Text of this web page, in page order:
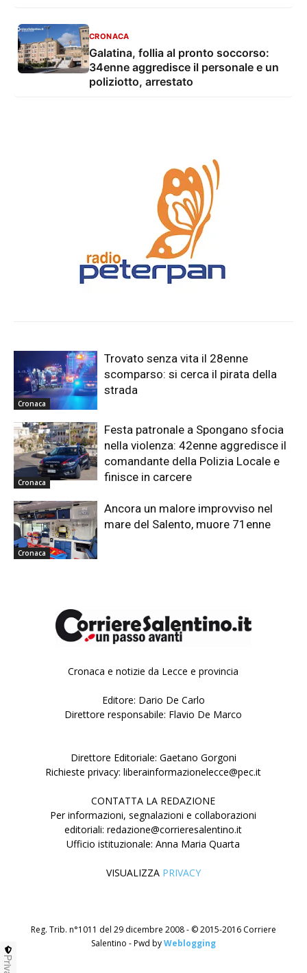
CRONACA
Galatina, follia al pronto soccorso:
34enne aggredisce il personale e un
poliziotto, arrestato
Cronaca
Trovato senza vita il 28enne
scomparso: si cerca il pirata della
strada
Cronaca
Festa patronale a Spongano sfocia
nella violenza: 42enne aggredisce il
comandante della Polizia Locale e
finisce in carcere
Cronaca
Ancora un malore improvviso nel
mare del Salento, muore 71enne
Cronaca e notizie da Lecce e provincia
Editore: Dario De Carlo
Direttore responsabile: Flavio De Marco
Direttore Editoriale: Gaetano Gorgoni
Richieste privacy: liberainformazionelecce@pec.it
CONTATTA LA REDAZIONE
Per informazioni, segnalazioni e collaborazioni
editoriali: redazione@corrieresalentino.it
Ufficio istituzionale: Anna Maria Quarta
VISUALIZZA PRIVACY
Reg. Trib. n°1011 del 29 dicembre 2008 - © 2015-2016 Corriere
Salentino - Pwd byWeblogging